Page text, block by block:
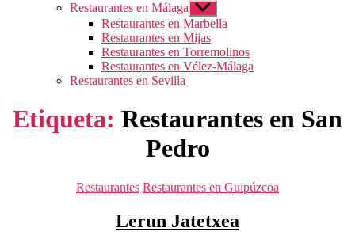
Restaurantes en Málaga Mostrar
el
submenú
Restaurantes en Marbella
Restaurantes en Mijas
Restaurantes en Torremolinos
Restaurantes en Vélez-Málaga
Restaurantes en Sevilla
Etiqueta: Restaurantes en San
Pedro
Categorías
Restaurantes Restaurantes en Guipúzcoa
Lerun Jatetxea